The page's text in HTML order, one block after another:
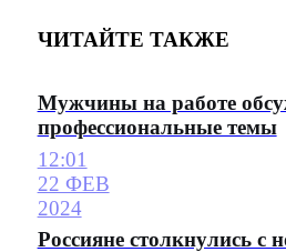
ЧИТАЙТЕ ТАКЖЕ
Мужчины на работе
профессиональные темы
12:01
22 ФЕВ
2024
Россияне столкнулись с